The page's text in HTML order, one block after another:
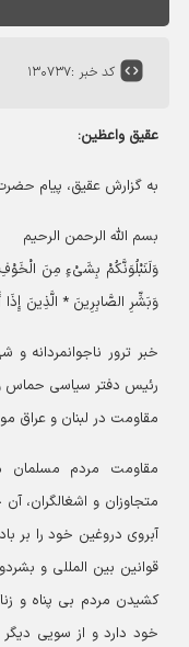
کد خبر :۱۳۰۷۳۷
عقیق واعظین:
به گزارش عقیق، پیام
بسم الله الرحمن الرحیم
وَلَنَبْلُوَنَّکُمْ بِشَیْءٍ مِنَ الْخَوْفِ
وَبَشِّرِ الصَّابِرِینَ * الَّذِینَ إِذَا
خبر ترور ناجوانمردانه و
رئیس دفتر سیاسی حماس و
مقاومت در لبنان و عراق
مقاومت مردم مسلمان
متجاوزان و اشغالگران،
آبروی دروغین خود را بر
قوانین بین المللی و
کشیدن مردم بی پناه و
خود دارد و از سویی